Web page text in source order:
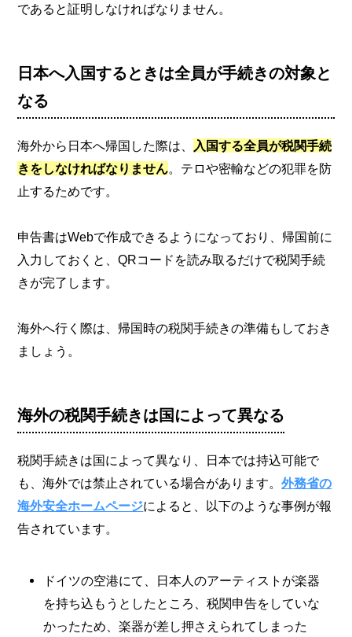
であると証明しなければなりません。
日本へ入国するときは全員が手続きの対象と
なる
海外から日本へ帰国した際は、
入国する全員が税関手続
きをしなければなりません。テロや密輸などの犯罪を防
止するためです。
申告書はWebで作成できるようになっており、帰国前に
入力しておくと、QRコードを読み取るだけで税関手続
きが完了します。
海外へ行く際は、帰国時の税関手続きの準備もしておき
ましょう。
海外の税関手続きは国によって異なる
税関手続きは国によって異なり、日本では持込可能で
も、海外では禁止されている場合があります。外務省の
海外安全ホームページによると、以下のような事例が報
告されています。
ドイツの空港にて、日本人のアーティストが楽器
を持ち込もうとしたところ、税関申告をしていな
かったため、楽器が差し押さえられてしまった